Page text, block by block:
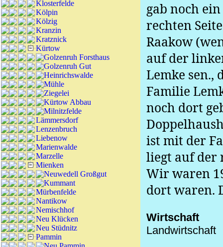
Klosterfelde
Kölpin
Kölzig
Kranzin
Kratznick
Kürtow
Golzenruh Forsthaus
Golzenruh Gut
Heinrichswalde
Mühle
Ziegelei
Kürtow Abbau
Milnitzfelde
Lämmersdorf
Lenzenbruch
Liebenow
Marienwalde
Marzelle
Mienken
Neuwedell Großgut
Kummant
Mürbenfelde
Nantikow
Nemischhof
Neu Klücken
Neu Stüdnitz
Pammin
gab noch
rechten
Raakow
auf der
Lemke sen.,
Familie
noch dort
ist mit der
liegt auf der
Wir waren
dort waren.
Wirtschaft
Landwirtschaft